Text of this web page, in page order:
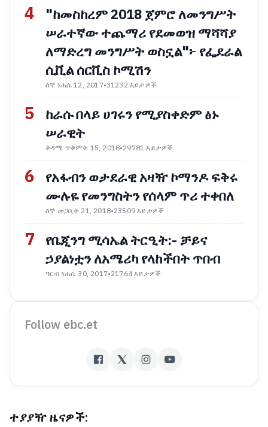
4
"ከመስከረም 2018 ጀምሮ ለመንግሥት
ሠራተኛው ተጨማሪ የደመወዝ ማሻሻያ
ለማድረግ መንግሥት ወስኗል"፦ የፌደራል
ሲቪል ሰርቪስ ኮሚሽን
ሰኞ ነሐሴ 12, 2017•31232 እይታዎች
5
ከራሱ በላይ ሀገሩን የሚያስቀድም ፅኑ
ሠራዊት
ቅዳሜ ጥቅምት 15, 2018•29781 እይታዎች
6
የአፋብን ወታደራዊ አዛዥ ኮማንዶ ፍቅሩ
ሙሉዬ የመንግስትን የሰላም ጥሪ ተቀበለ
ሰኞ መጋቢት 21, 2018•23509 እይታዎች
7
የቤጂንግ ሚሳኤል ትርዒት:- ቻይና
ኃያልነቷን ለአሜሪካ የላከችበት ጥበብ
ዓርብ ነሐሴ 30, 2017•21764 እይታዎች
Follow ebc.et
ተያያዥ ዜናዎች: